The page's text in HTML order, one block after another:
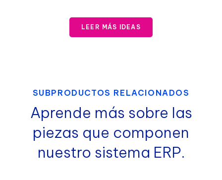
LEER MÁS IDEAS
SUBPRODUCTOS RELACIONADOS
Aprende más sobre las
piezas que componen
nuestro sistema ERP.